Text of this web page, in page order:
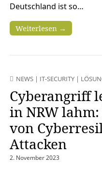
Deutschland ist so…
Weiterlesen →
NEWS | IT-SECURITY |
Cyberangriff
in NRW
von
Attacken
2. November 2023